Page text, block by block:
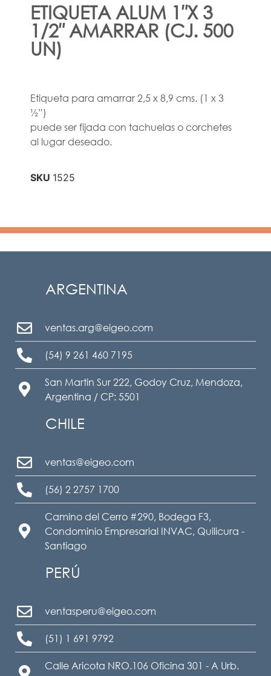
ETIQUETA ALUM 1″X 3
1/2″ AMARRAR (CJ. 500
UN)
Etiqueta para amarrar 2,5 x 8,9 cms. (1 x 3
½”)
puede ser fijada con tachuelas o corchetes
al lugar deseado.
SKU 1525
ARGENTINA
ventas.arg@eigeo.com
(54) 9 261 460 7195
San Martin Sur 222, Godoy Cruz, Mendoza,
Argentina / CP: 5501
CHILE
ventas@eigeo.com
(56) 2 2757 1700
Camino del Cerro #290, Bodega F3,
Condominio Empresarial INVAC, Quilicura -
Santiago
PERÚ
ventasperu@eigeo.com
(51) 1 691 9792
Calle Aricota NRO.106 Oficina 301 - A Urb.